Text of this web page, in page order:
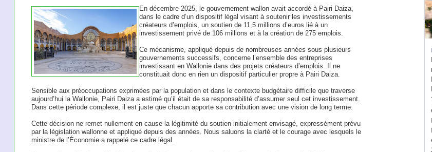
En décembre 2025, le gouvernement wallon avait accordé à Pairi Daiza,
dans le cadre d’un dispositif légal visant à soutenir les investissements
créateurs d’emplois, un soutien de 11,5 millions d’euros lié à un
investissement privé de 106 millions et à la création de 275 emplois.
Ce mécanisme, appliqué depuis de nombreuses années sous plusieurs
gouvernements successifs, concerne l’ensemble des entreprises
investissant en Wallonie dans des projets créateurs d’emplois. Il ne
constituait donc en rien un dispositif particulier propre à Pairi Daiza.
Sensible aux préoccupations exprimées par la population et dans le contexte budgétaire difficile que traverse
aujourd’hui la Wallonie, Pairi Daiza a estimé qu’il était de sa responsabilité d’assumer seul cet investissement.
Dans cette période complexe, il est juste que chacun apporte sa contribution avec une vision de long terme.
Cette décision ne remet nullement en cause la légitimité du soutien initialement envisagé, expressément prévu
par la législation wallonne et appliqué depuis des années. Nous saluons la clarté et le courage avec lesquels le
ministre de l’Économie a rappelé ce cadre légal.